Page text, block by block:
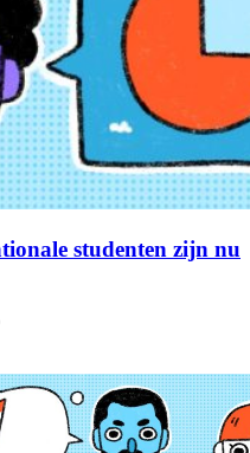
studenten zijn nu